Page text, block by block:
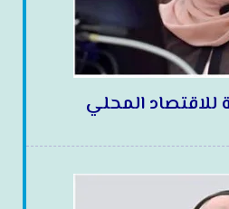
للاقتصاد المحلي